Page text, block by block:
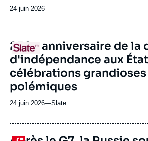
24 juin 2026—
Logo
URL
de
Spotify
250e anniversaire de la
d'indépendance aux
célébrations
polémiques
24 juin 2026—Nom
journal,
Slate